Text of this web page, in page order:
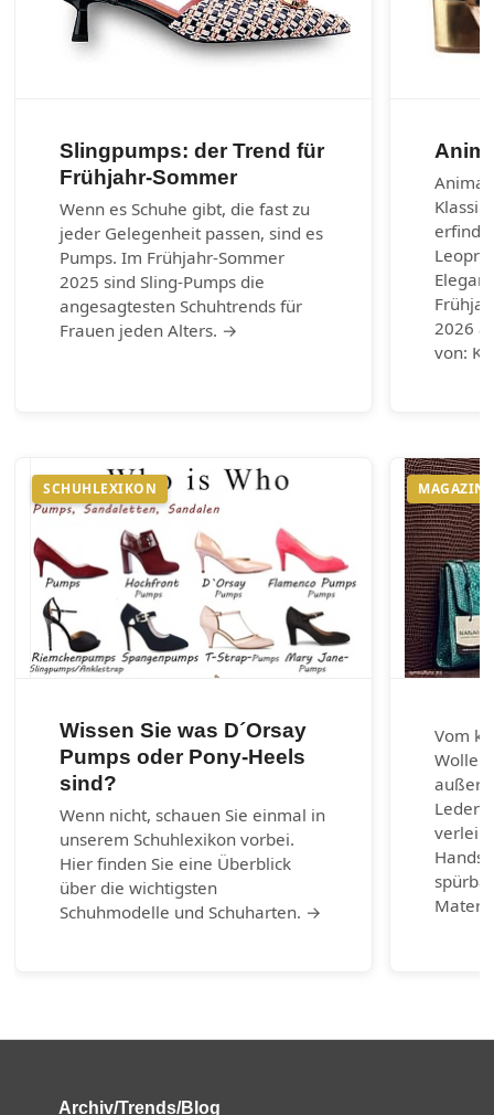
Slingpumps: der Trend für
Frühjahr-Sommer
Wenn es Schuhe gibt, die fast zu
jeder Gelegenheit passen, sind es
Pumps. Im Frühjahr-Sommer
2025 sind Sling-Pumps die
angesagtesten Schuhtrends für
Frauen jeden Alters. →
2026
von:
SCHUHLEXIKON
Wissen Sie was D´Orsay
Pumps oder Pony-Heels
sind?
Wenn nicht, schauen Sie einmal in
unserem Schuhlexikon vorbei.
Hier finden Sie eine Überblick
über die wichtigsten
Schuhmodelle und Schuharten. →
MAGAZIN
Vom
Wolle
Archiv/Trends/Blog